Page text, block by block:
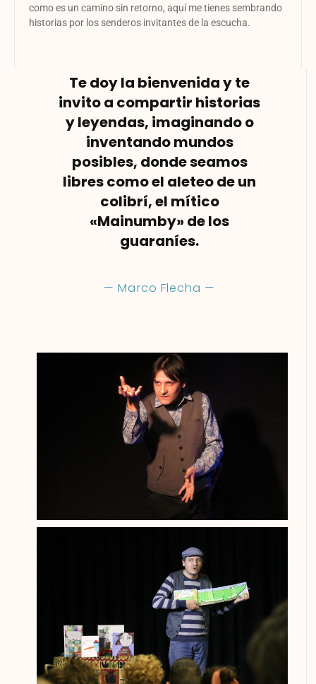
como es un camino sin retorno, aquí me tienes sembrando
historias por los senderos invitantes de la escucha.
Te doy la bienvenida y te
invito a compartir historias
y leyendas, imaginando o
inventando mundos
posibles, donde seamos
libres como el aleteo de un
colibrí, el mítico
«Mainumby» de los
guaraníes.
— Marco Flecha —